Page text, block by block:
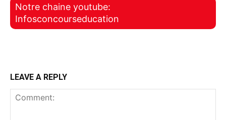
Notre chaine youtube:
Infosconcourseducation
LEAVE A REPLY